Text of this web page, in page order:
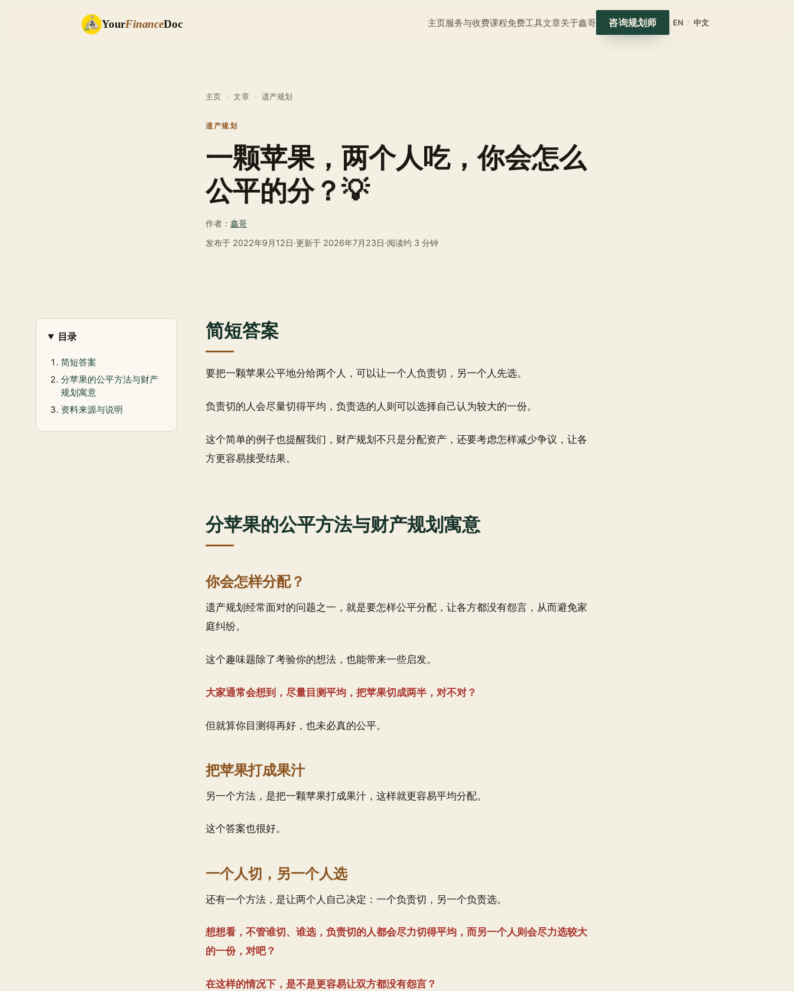
YourFinanceDoc 主页服务与收费课程免费工具文章关于鑫哥 咨询规划师 EN / 中文
主页 » 文章 » 遗产规划
遗产规划
一颗苹果，两个人吃，你会怎么
公平的分？💡
作者： 鑫哥
发布于 2022年9月12日·更新于 2026年7月23日·阅读约 3 分钟
目录
简短答案
分苹果的公平方法与财产
规划寓意
资料来源与说明
简短答案
要把一颗苹果公平地分给两个人，可以让一个人负责切，另一个人先选。
负责切的人会尽量切得平均，负责选的人则可以选择自己认为较大的一份。
这个简单的例子也提醒我们，财产规划不只是分配资产，还要考虑怎样减少争议，让各
方更容易接受结果。
分苹果的公平方法与财产规划寓意
你会怎样分配？
遗产规划经常面对的问题之一，就是要怎样公平分配，让各方都没有怨言，从而避免家
庭纠纷。
这个趣味题除了考验你的想法，也能带来一些启发。
大家通常会想到，尽量目测平均，把苹果切成两半，对不对？
但就算你目测得再好，也未必真的公平。
把苹果打成果汁
另一个方法，是把一颗苹果打成果汁，这样就更容易平均分配。
这个答案也很好。
一个人切，另一个人选
还有一个方法，是让两个人自己决定：一个负责切，另一个负责选。
想想看，不管谁切、谁选，负责切的人都会尽力切得平均，而另一个人则会尽力选较大
的一份，对吧？
在这样的情况下，是不是更容易让双方都没有怨言？